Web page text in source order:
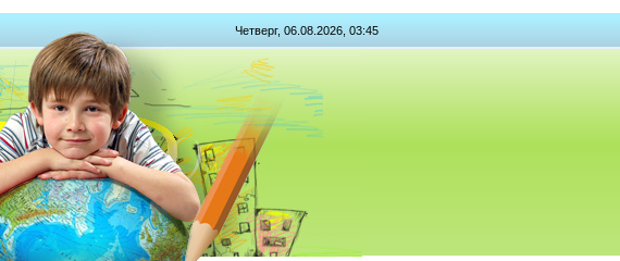
Четверг, 06.08.2026, 03:45